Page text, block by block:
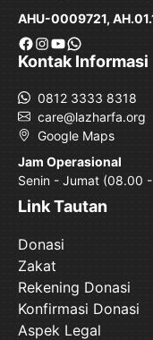
AHU-0009721,
Facebook
Instagram
YouTube
WhatsApp
Kontak Informasi
0812 3333 8318
care@lazharfa.org
Google Maps
Jam Operasional
Senin - Jumat (08.00
Link Tautan
Donasi
Zakat
Rekening Donasi
Konfirmasi Donasi
Aspek Legal